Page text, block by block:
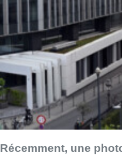
Récemment, une